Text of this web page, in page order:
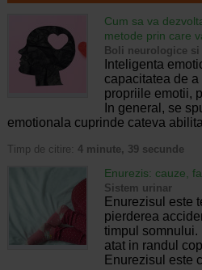
Cum sa va
metode prin care
Boli neurologice
Inteligenta
capacitatea de
propriile emotii,
In general, se
emotionala cuprinde cateva
Timp de citire: 4 minute, 39 secunde
Enurezis: cauze,
Sistem urinar
Enurezisul este
pierderea
timpul somnului.
atat in randul
Enurezisul este